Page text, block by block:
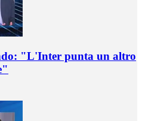
"L'Inter punta un altro